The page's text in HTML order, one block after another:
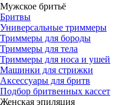
Мужское бритьё
Бритвы
Универсальные триммеры
Триммеры для бороды
Триммеры для тела
Триммеры для носа и ушей
Машинки для стрижки
Аксессуары для бритв
Подбор бритвенных кассет
Женская эпиляция